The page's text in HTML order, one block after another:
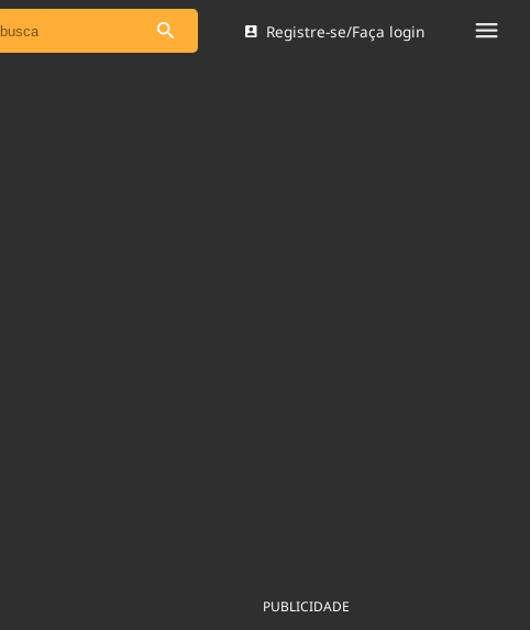
todas as notícias
Registre-se/Faça login
PUBLICIDADE